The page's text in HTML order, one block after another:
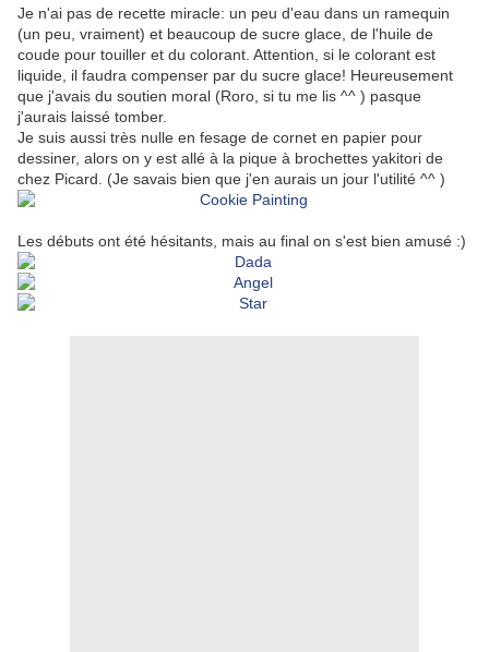
Je n'ai pas de recette miracle: un peu d'eau dans un ramequin
(un peu, vraiment) et beaucoup de sucre glace, de l'huile de
coude pour touiller et du colorant. Attention, si le colorant est
liquide, il faudra compenser par du sucre glace! Heureusement
que j'avais du soutien moral (Roro, si tu me lis ^^ ) pasque
j'aurais laissé tomber.
Je suis aussi très nulle en fesage de cornet en papier pour
dessiner, alors on y est allé à la pique à brochettes yakitori de
chez Picard. (Je savais bien que j'en aurais un jour l'utilité ^^ )
Les débuts ont été hésitants, mais au final on s'est bien amusé :)